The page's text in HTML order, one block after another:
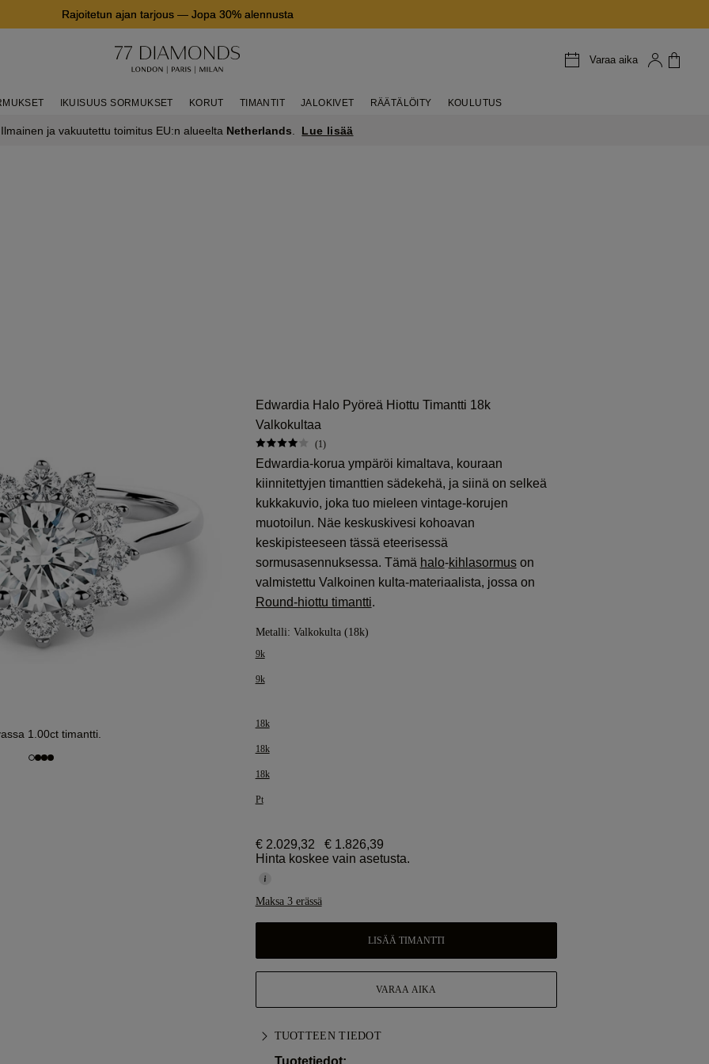
Rajoitetun ajan tarjous— Jopa 30% alennusta
Varaa aika
IKUISUUS SORMUKSET KORUT TIMANTIT JALOKIVET RÄÄTÄLÖITY KOULUTUS
Ilmainen ja vakuutettu toimitus EU:n alueelta Netherlands Lue lisää
1.00ct timantti.
Edwardia Halo Pyöreä Hiottu Timantti 18k
Valkokultaa
(1)
Edwardia-korua ympäröi kimaltava, kouraan
kiinnitettyjen timanttien sädekehä, ja siinä on selkeä
kukkakuvio, joka tuo mieleen vintage-korujen
muotoilun. Näe keskuskivesi kohoavan
keskipisteeseen tässä eteerisessä
sormusasennuksessa. Tämä halo-kihlasormuson
valmistettu Valkoinen kulta-materiaalista, jossa on
Round-hiottu timantti.
Metalli: Valkokulta (18k)
9k
9k
18k
18k
18k
Pt
€ 2.029,32
€ 1.826,39
Hinta koskee vain asetusta.
Maksa 3 erässä
LISÄÄ TIMANTTI
VARAA AIKA
TUOTTEEN TIEDOT
Tuotetiedot: